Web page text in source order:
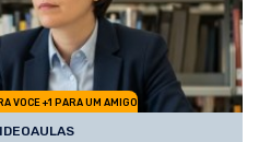
VOCE +1 PARA UM AMIGO